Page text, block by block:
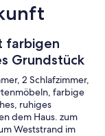
farbigen
Grundstück
2 Schlafzimmer,
farbige
ruhiges
dem Haus. zum
Weststrand im